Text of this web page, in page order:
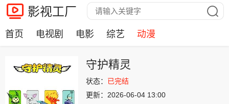
影视工厂
首页 电视剧 电影 综艺 动漫
守护精灵
状态： 已完结
更新： 2026-06-04 13:00